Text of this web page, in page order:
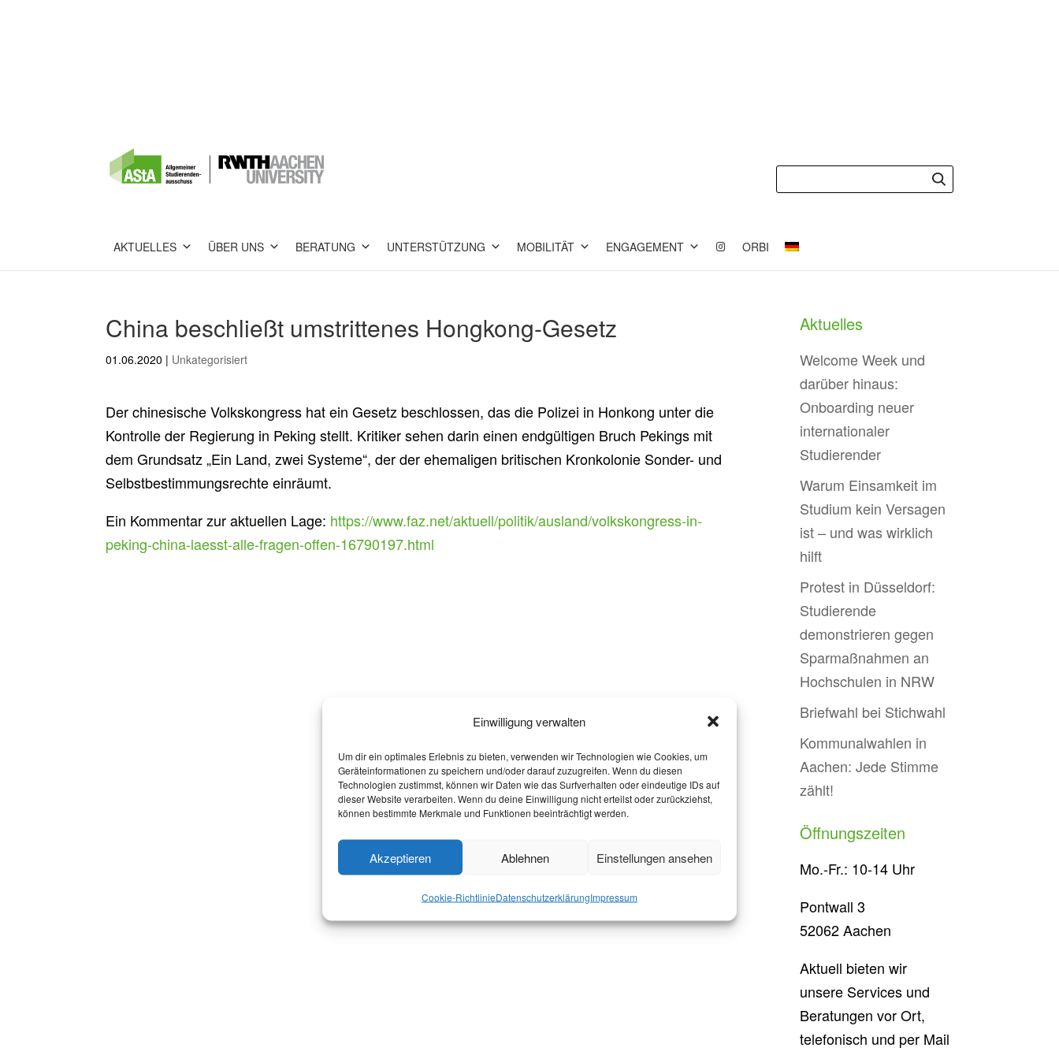
Einwilligung verwalten
Um dir ein optimales Erlebnis zu bieten, verwenden wir Technologien wie Cookies, um
Geräteinformationen zu speichern und/oder darauf zuzugreifen. Wenn du diesen
Technologien zustimmst, können wir Daten wie das Surfverhalten oder eindeutige IDs auf
dieser Website verarbeiten. Wenn du deine Einwilligung nicht erteilst oder zurückziehst,
können bestimmte Merkmale und Funktionen beeinträchtigt werden.
Akzeptieren Ablehnen Einstellungen ansehen
Cookie-RichtlinieDatenschutzerklärungImpressum
AKTUELLES ÜBER UNS BERATUNG UNTERSTÜTZUNG MOBILITÄT ENGAGEMENT ORBI
China beschließt umstrittenes Hongkong-Gesetz
01.06.2020 | Unkategorisiert
Der chinesische Volkskongress hat ein Gesetz beschlossen, das die Polizei in Honkong unter die
Kontrolle der Regierung in Peking stellt. Kritiker sehen darin einen endgültigen Bruch Pekings mit
dem Grundsatz „Ein Land, zwei Systeme“, der der ehemaligen britischen Kronkolonie Sonder- und
Selbstbestimmungsrechte einräumt.
Ein Kommentar zur aktuellen Lage: https://www.faz.net/aktuell/politik/ausland/volkskongress-in-
peking-china-laesst-alle-fragen-offen-16790197.html
Aktuelles
Welcome Week und
darüber hinaus:
Onboarding neuer
internationaler
Studierender
Warum Einsamkeit im
Studium kein Versagen
ist – und was wirklich
hilft
Protest in Düsseldorf:
Studierende
demonstrieren gegen
Sparmaßnahmen an
Hochschulen in NRW
Briefwahl bei Stichwahl
Kommunalwahlen in
Aachen: Jede Stimme
zählt!
Öffnungszeiten
Mo.-Fr.: 10-14 Uhr
Pontwall 3
52062 Aachen
Aktuell bieten wir
unsere Services und
Beratungen vor Ort,
telefonisch und per Mail